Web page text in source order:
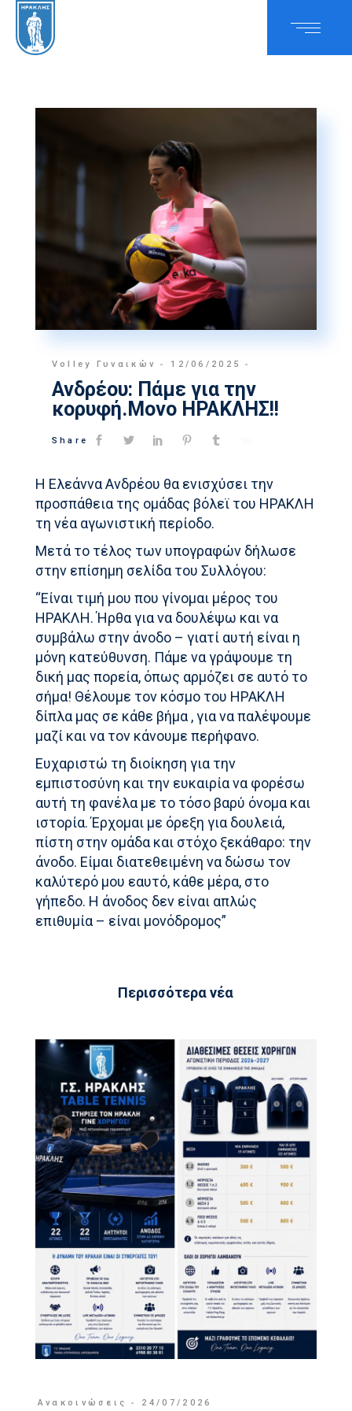
Volley Γυναικών 12/06/2025
Ανδρέου: Πάμε για την
κορυφή.Μονο ΗΡΑΚΛΗΣ!!
Share
Η Ελεάννα Ανδρέου θα ενισχύσει την
προσπάθεια της ομάδας βόλεϊ του ΗΡΑΚΛΗ
τη νέα αγωνιστική περίοδο.
Μετά το τέλος των υπογραφών δήλωσε
στην επίσημη σελίδα του Συλλόγου:
“Είναι τιμή μου που γίνομαι μέρος του
ΗΡΑΚΛΗ. Ήρθα για να δουλέψω και να
συμβάλω στην άνοδο – γιατί αυτή είναι η
μόνη κατεύθυνση. Πάμε να γράψουμε τη
δική μας πορεία, όπως αρμόζει σε αυτό το
σήμα! Θέλουμε τον κόσμο του ΗΡΑΚΛΗ
δίπλα μας σε κάθε βήμα , για να παλέψουμε
μαζί και να τον κάνουμε περήφανο.
Ευχαριστώ τη διοίκηση για την
εμπιστοσύνη και την ευκαιρία να φορέσω
αυτή τη φανέλα με το τόσο βαρύ όνομα και
ιστορία. Έρχομαι με όρεξη για δουλειά,
πίστη στην ομάδα και στόχο ξεκάθαρο: την
άνοδο. Είμαι διατεθειμένη να δώσω τον
καλύτερό μου εαυτό, κάθε μέρα, στο
γήπεδο. Η άνοδος δεν είναι απλώς
επιθυμία – είναι μονόδρομος”
Περισσότερα νέα
Ανακοινώσεις 24/07/2026